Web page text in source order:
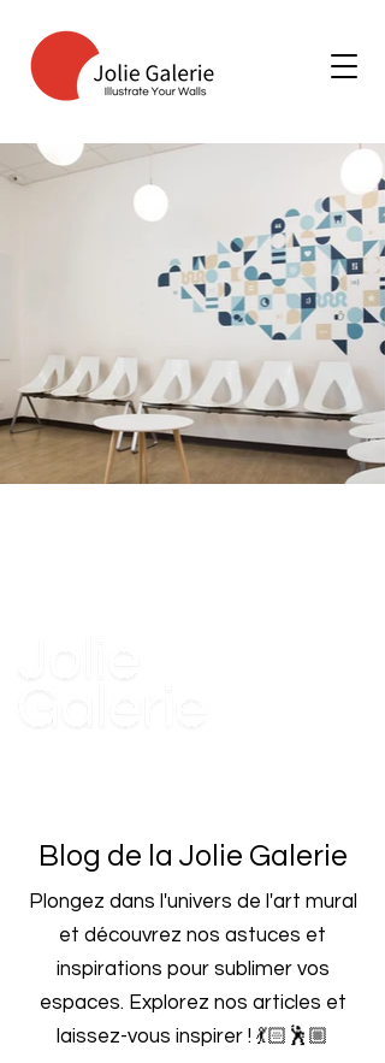
Blog de la Jolie Galerie
Plongez dans l'univers de l'art mural
et découvrez nos astuces et
inspirations pour sublimer vos
espaces. Explorez nos articles et
laissez-vous inspirer ! 💃🏻🕺🏼